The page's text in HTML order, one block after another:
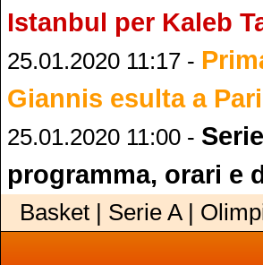
Istanbul per Kaleb
25.01.2020 11:17 -
Giannis esulta a
25.01.2020 11:00 -
programma, orari e
Basket | Serie A |